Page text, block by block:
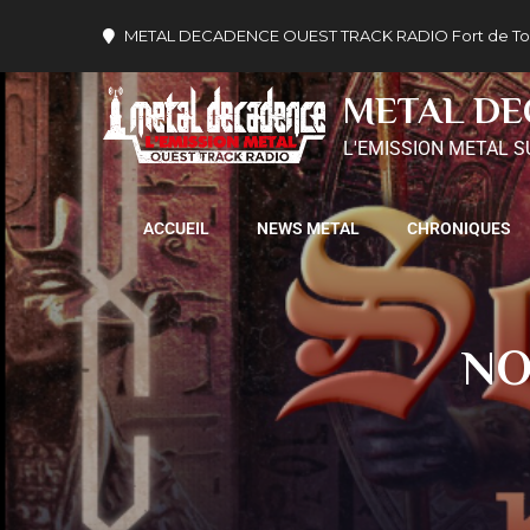
METAL DECADENCE OUEST TRACK RADIO Fort de
METAL
L'EMISSION METAL
ACCUEIL NEWS METAL CHRONIQUES